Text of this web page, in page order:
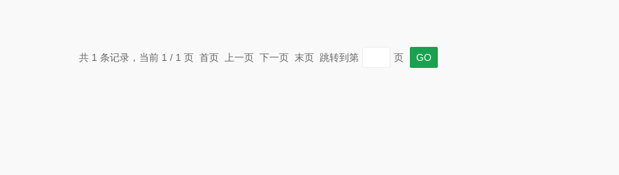
共 1 条记录，当前 1 / 1 页 首页 上一页 下一页 末页 跳转到第 页